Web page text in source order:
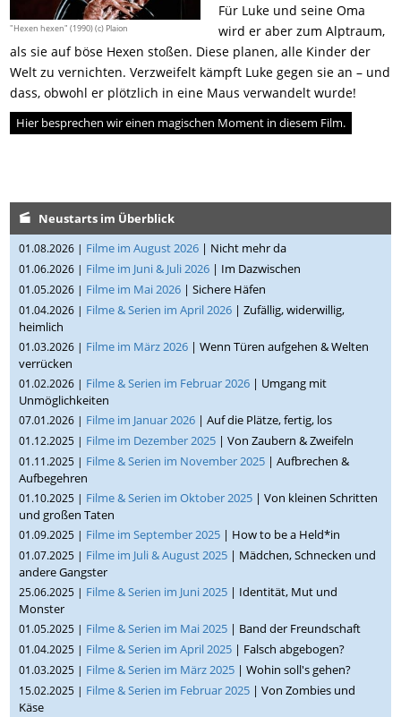
"Hexen hexen" (1990) (c) Plaion
Für Luke und seine Oma
wird er aber zum Alptraum,
als sie auf böse Hexen stoßen. Diese planen, alle Kinder der
Welt zu vernichten. Verzweifelt kämpft Luke gegen sie an – und
dass, obwohl er plötzlich in eine Maus verwandelt wurde!
Hier besprechen wir einen magischen Moment in diesem Film.
Neustarts im Überblick
01.08.2026 | Filme im August 2026 | Nicht mehr da
01.06.2026 | Filme im Juni & Juli 2026 | Im Dazwischen
01.05.2026 | Filme im Mai 2026 | Sichere Häfen
01.04.2026 | Filme & Serien im April 2026 | Zufällig, widerwillig,
heimlich
01.03.2026 | Filme im März 2026 | Wenn Türen aufgehen & Welten
verrücken
01.02.2026 | Filme & Serien im Februar 2026 | Umgang mit
Unmöglichkeiten
07.01.2026 | Filme im Januar 2026 | Auf die Plätze, fertig, los
01.12.2025 | Filme im Dezember 2025 | Von Zaubern & Zweifeln
01.11.2025 | Filme & Serien im November 2025 | Aufbrechen &
Aufbegehren
01.10.2025 | Filme & Serien im Oktober 2025 | Von kleinen Schritten
und großen Taten
01.09.2025 | Filme im September 2025 | How to be a Held*in
01.07.2025 | Filme im Juli & August 2025 | Mädchen, Schnecken und
andere Gangster
25.06.2025 | Filme & Serien im Juni 2025 | Identität, Mut und
Monster
01.05.2025 | Filme & Serien im Mai 2025 | Band der Freundschaft
01.04.2025 | Filme & Serien im April 2025 | Falsch abgebogen?
01.03.2025 | Filme & Serien im März 2025 | Wohin soll's gehen?
15.02.2025 | Filme & Serien im Februar 2025 | Von Zombies und
Käse